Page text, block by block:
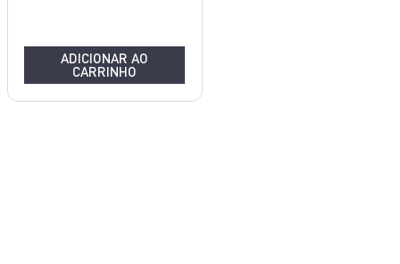
ADICIONAR AO
CARRINHO